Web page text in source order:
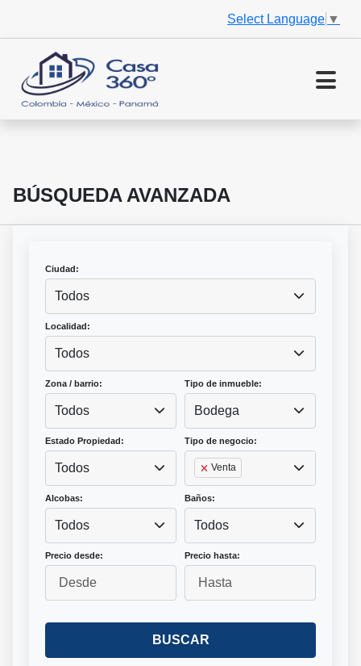
Select Language ▼
BÚSQUEDA AVANZADA
Ciudad:
Todos
Localidad:
Todos
Zona / barrio:
Todos
Tipo de inmueble:
Bodega
Estado Propiedad:
Todos
Tipo de negocio:
Venta
Alcobas:
Todos
Baños:
Todos
Precio desde: Precio hasta:
BUSCAR